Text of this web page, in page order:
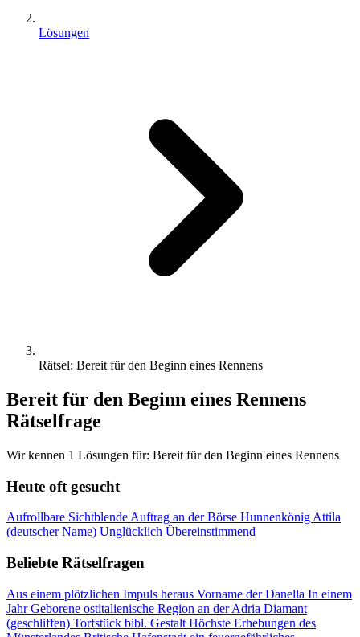
Lösungen
Rätsel: Bereit für den Beginn eines Rennens
Bereit für den Beginn eines Rennens
Rätselfrage
Wir kennen 1 Lösungen für: Bereit für den Beginn eines Rennens
Heute oft gesucht
Aufrollbare Sichtblende Auftrag an der Börse Hunnenkönig Attila
(deutscher Name) Unglücklich Übereinstimmend
Beliebte Rätselfragen
Aus einem plötzlichen Impuls heraus Vorname der Danella In einem
Jahr Geborene ostitalienische Region an der Adria Diamant
(geschliffen) Torfstück bibl. Gestalt Höchste Erhebungen des